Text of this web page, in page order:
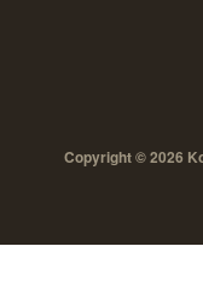
Copyright © 2026